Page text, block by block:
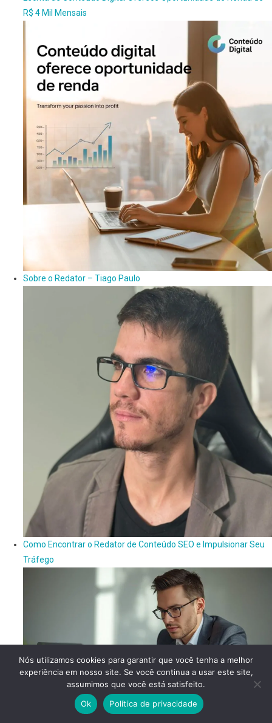
R$ 4 Mil Mensais
Sobre o Redator – Tiago Paulo
Como Encontrar o Redator de Conteúdo SEO e Impulsionar Seu
Tráfego
Conteúdo Digital – A Nova Moeda do Mercado e Oportunidades
Nós utilizamos cookies para garantir que você tenha a melhor
experiência em nosso site. Se você continua a usar este site,
assumimos que você está satisfeito.
Ok
Política de privacidade